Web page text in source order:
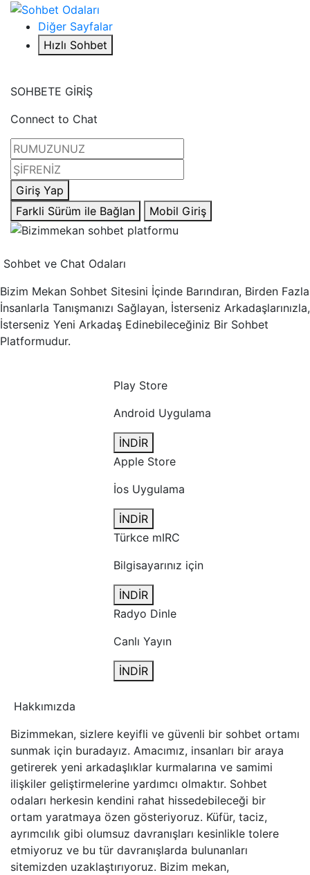
Diğer Sayfalar
Hızlı Sohbet
SOHBETE GİRİŞ
Connect to Chat
Giriş Yap
Farkli Sürüm ile Bağlan
Mobil Giriş
Sohbet ve Chat Odaları
Bizim Mekan Sohbet Sitesini İçinde Barındıran, Birden Fazla
İnsanlarla Tanışmanızı Sağlayan, İsterseniz Arkadaşlarınızla,
İsterseniz Yeni Arkadaş Edinebileceğiniz Bir Sohbet
Platformudur.
Play Store
Android Uygulama
İNDİR
Apple Store
İos Uygulama
İNDİR
Türkce mIRC
Bilgisayarınız için
İNDİR
Radyo Dinle
Canlı Yayın
İNDİR
Hakkımızda
Bizimmekan, sizlere keyifli ve güvenli bir sohbet ortamı
sunmak için buradayız. Amacımız, insanları bir araya
getirerek yeni arkadaşlıklar kurmalarına ve samimi
ilişkiler geliştirmelerine yardımcı olmaktır. Sohbet
odaları herkesin kendini rahat hissedebileceği bir
ortam yaratmaya özen gösteriyoruz. Küfür, taciz,
ayrımcılık gibi olumsuz davranışları kesinlikle tolere
etmiyoruz ve bu tür davranışlarda bulunanları
sitemizden uzaklaştırıyoruz. Bizim mekan,